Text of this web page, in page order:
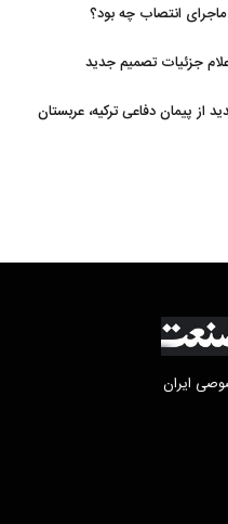
انتصاب چه بود؟
جزئیات تصمیم جدید
پیمان دفاعی ترکیه، عربستان
ایران